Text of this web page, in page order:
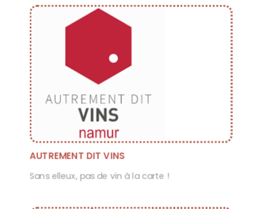
AUTREMENT DIT VINS
Sans elleux, pas de vin à la carte !